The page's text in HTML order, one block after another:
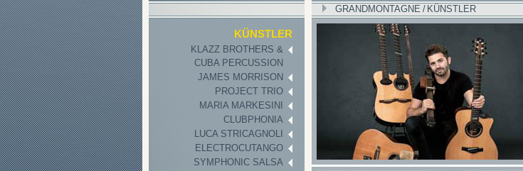
GRANDMONTAGNE / KÜNSTLER
KÜNSTLER
KLAZZ BROTHERS &
CUBA PERCUSSION
JAMES MORRISON
PROJECT TRIO
MARIA MARKESINI
CLUBPHONIA
LUCA STRICAGNOLI
ELECTROCUTANGO
SYMPHONIC SALSA